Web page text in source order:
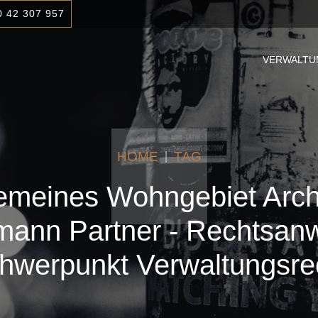
42 307 957
HOME TAG
Wohngebiet
Partner -